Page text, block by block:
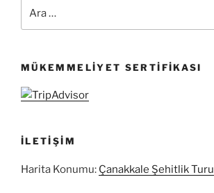
MÜKEMMELIYET SERTIFIKASI
İLETIŞIM
Harita Konumu: Çanakkale Şehitlik Turu